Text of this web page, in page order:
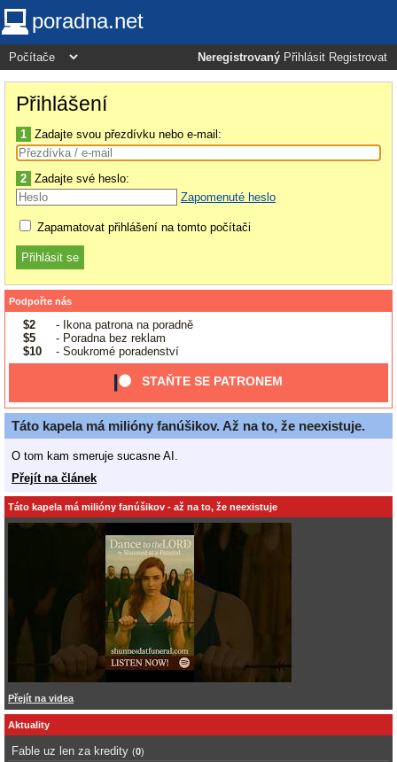
poradna.net
Neregistrovaný Přihlásit Registrovat
Přihlášení
1 Zadajte svou přezdívku nebo e-mail:
2 Zadajte své heslo:
Zapomenuté heslo
Zapamatovat přihlášení na tomto počítači
Podpořte nás
$2
- Ikona patrona na poradně
$5
- Poradna bez reklam
$10
- Soukromé poradenství
STAŇTE SE PATRONEM
Táto kapela má milióny fanúšikov. Až na to, že neexistuje.
O tom kam smeruje sucasne AI.
Přejít na článek
Táto kapela má milióny fanúšikov - až na to, že neexistuje
Přejít na videa
Aktuality
Fable uz len za kredity (0)